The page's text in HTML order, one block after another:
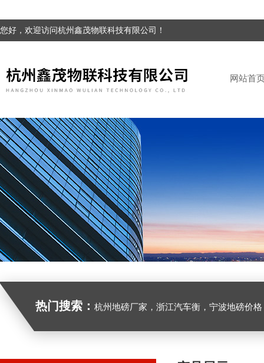
您好，欢迎访问杭州鑫茂物联科技有限公司！
网站首
热门搜索： 杭州地磅厂家，浙江汽车衡，宁波地磅价格，浙江地